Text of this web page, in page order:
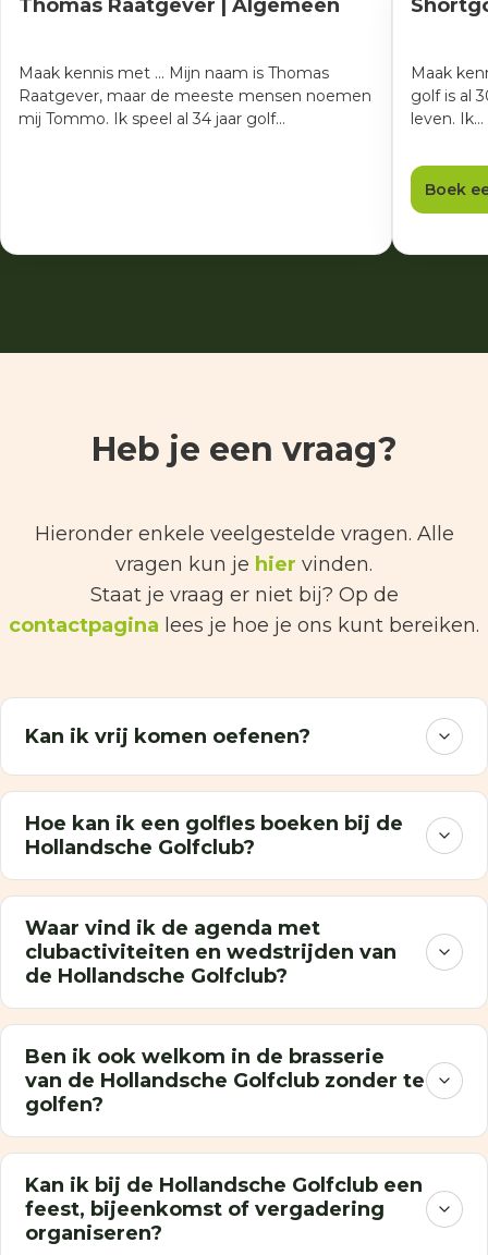
Thomas Raatgever | Algemeen
Maak kennis met ... Mijn naam is Thomas
Raatgever, maar de meeste mensen noemen
mij Tommo. Ik speel al 34 jaar golf…
Maak
golf is al
leven. Ik…
Boek
Heb je een vraag?
Hieronder enkele veelgestelde vragen. Alle
vragen kun je hier vinden.
Staat je vraag er niet bij? Op de
contactpagina lees je hoe je ons kunt bereiken.
Kan ik vrij komen oefenen?
Hoe kan ik een golfles boeken bij de
Hollandsche Golfclub?
Waar vind ik de agenda met
clubactiviteiten en wedstrijden van
de Hollandsche Golfclub?
Ben ik ook welkom in de brasserie
van de Hollandsche Golfclub zonder te
golfen?
Kan ik bij de Hollandsche Golfclub een
feest, bijeenkomst of vergadering
organiseren?